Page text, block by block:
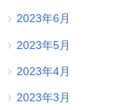
2023年6月
2023年5月
2023年4月
2023年3月